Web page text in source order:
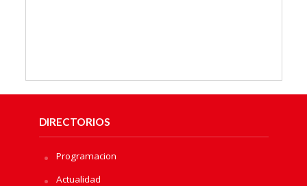
DIRECTORIOS
Programacion
Actualidad